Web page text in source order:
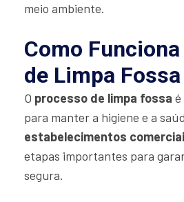
meio ambiente.
Como
de Limpa Fossa
O processo de limpa fossa
para manter a higiene e a
estabelecimentos
etapas importantes para
segura.